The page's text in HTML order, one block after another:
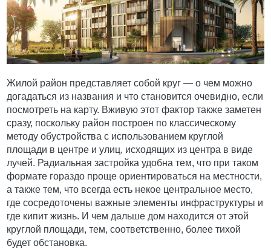
Жилой район представляет собой круг — о чем можно
догадаться из названия и что становится очевидно, если
посмотреть на карту. Вживую этот фактор также заметен
сразу, поскольку район построен по классическому
методу обустройства с использованием круглой
площади в центре и улиц, исходящих из центра в виде
лучей. Радиальная застройка удобна тем, что при таком
формате гораздо проще ориентироваться на местности,
а также тем, что всегда есть некое центральное место,
где сосредоточены важные элементы инфраструктуры и
где кипит жизнь. И чем дальше дом находится от этой
круглой площади, тем, соответственно, более тихой
будет обстановка.